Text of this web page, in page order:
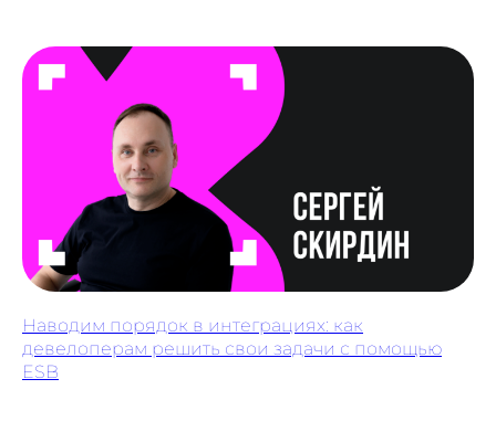
Наводим порядок в интеграциях: как
девелоперам решить свои задачи с помощью
ESB